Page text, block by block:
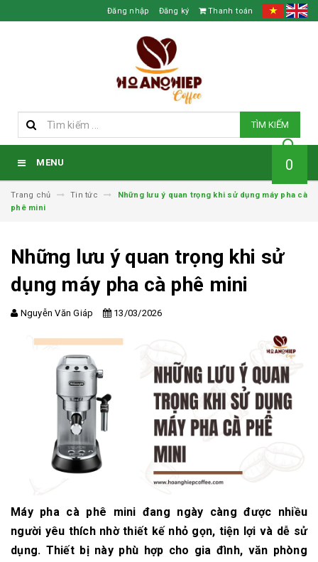
Đăng nhập Đăng ký Thanh toán
TÌM KIẾM
MENU 0
Trang chủ Tin tức
Những lưu ý quan trọng khi sử dụng máy pha cà
phê mini
Những lưu ý quan trọng khi sử
dụng máy pha cà phê mini
Nguyễn Văn Giáp 13/03/2026
Máy pha cà phê mini đang ngày càng được nhiều
người yêu thích nhờ thiết kế nhỏ gọn, tiện lợi và dễ sử
dụng. Thiết bị này phù hợp cho gia đình, văn phòng